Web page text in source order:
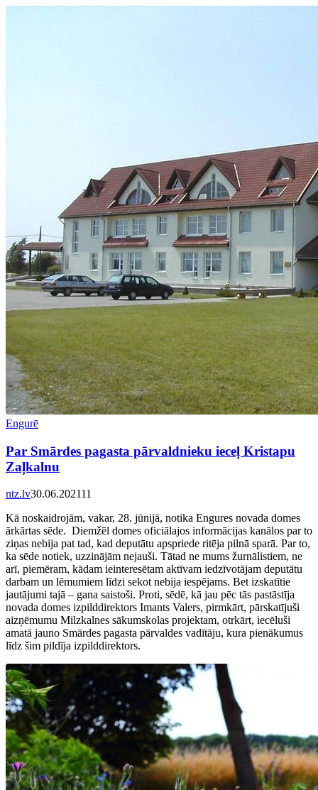
Engurē
Par Smārdes pagasta pārvaldnieku ieceļ Kristapu
Zaļkalnu
ntz.lv30.06.202111
Kā noskaidrojām, vakar, 28. jūnijā, notika Engures novada domes
ārkārtas sēde. Diemžēl domes oficiālajos informācijas kanālos par to
ziņas nebija pat tad, kad deputātu apspriede ritēja pilnā sparā. Par to,
ka sēde notiek, uzzinājām nejauši. Tātad ne mums žurnālistiem, ne
arī, piemēram, kādam ieinteresētam aktīvam iedzīvotājam deputātu
darbam un lēmumiem līdzi sekot nebija iespējams. Bet izskatītie
jautājumi tajā – gana saistoši. Proti, sēdē, kā jau pēc tās pastāstīja
novada domes izpilddirektors Imants Valers, pirmkārt, pārskatījuši
aizņēmumu Milzkalnes sākumskolas projektam, otrkārt, iecēluši
amatā jauno Smārdes pagasta pārvaldes vadītāju, kura pienākumus
līdz šim pildīja izpilddirektors.